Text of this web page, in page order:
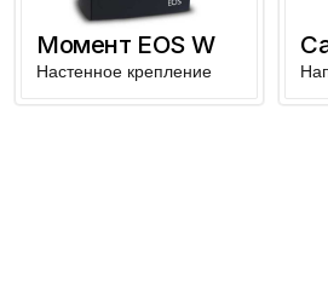
Момент EOS W
Настенное крепление